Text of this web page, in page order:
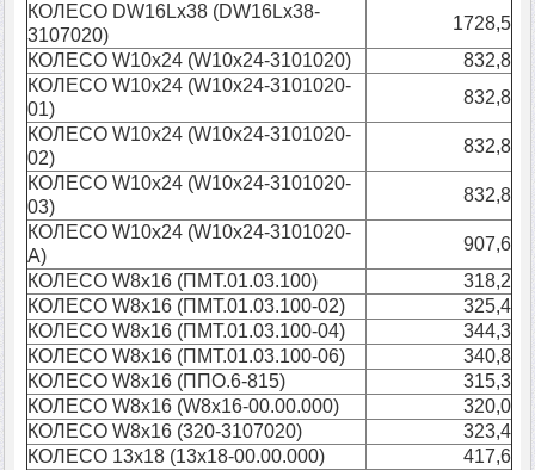
КОЛЕСО DW16Lх38 (DW16Lх38-
3107020)
1728,5
КОЛЕСО W10х24 (W10х24-3101020)
832,8
КОЛЕСО W10х24 (W10x24-3101020-
01)
832,8
КОЛЕСО W10х24 (W10x24-3101020-
02)
832,8
КОЛЕСО W10х24 (W10x24-3101020-
03)
832,8
КОЛЕСО W10х24 (W10х24-3101020-
А)
907,6
КОЛЕСО W8x16 (ПМТ.01.03.100)
318,2
КОЛЕСО W8x16 (ПМТ.01.03.100-02)
325,4
КОЛЕСО W8x16 (ПМТ.01.03.100-04)
344,3
КОЛЕСО W8x16 (ПМТ.01.03.100-06)
340,8
КОЛЕСО W8x16 (ППО.6-815)
315,3
КОЛЕСО W8x16 (W8x16-00.00.000)
320,0
КОЛЕСО W8x16 (320-3107020)
323,4
КОЛЕСО 13х18 (13х18-00.00.000)
417,6